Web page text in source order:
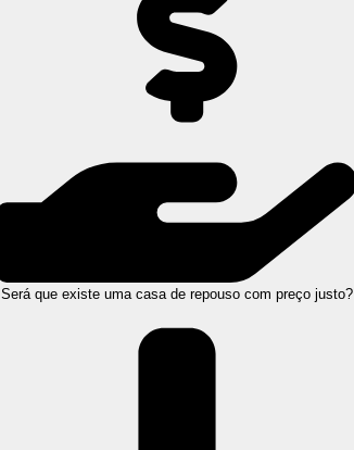
Será que existe uma casa de repouso com preço justo?